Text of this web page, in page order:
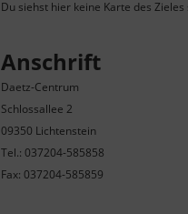
Du siehst hier keine Karte des
Anschrift
Daetz-Centrum
Schlossallee 2
09350 Lichtenstein
Tel.: 037204-585858
Fax: 037204-585859